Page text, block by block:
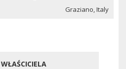
Graziano, Italy